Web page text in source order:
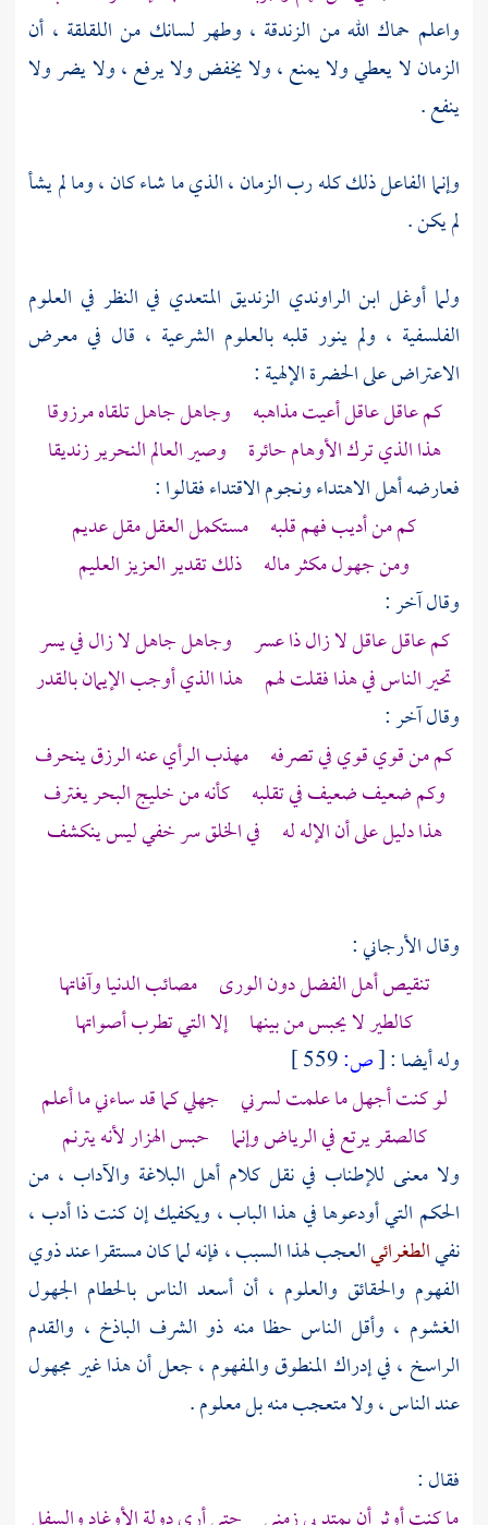
واعلم حماك الله من الزندقة ، وطهر لسانك من اللقلقة ، أن
الزمان لا يعطي ولا يمنع ، ولا يخفض ولا يرفع ، ولا يضر ولا
ينفع .
وإنما الفاعل ذلك كله رب الزمان ، الذي ما شاء كان ، وما لم يشأ
لم يكن .
ولما أوغل ابن الراوندي الزنديق المتعدي في النظر في العلوم
الفلسفية ، ولم ينور قلبه بالعلوم الشرعية ، قال في معرض
الاعتراض على الحضرة الإلهية :
كم عاقل عاقل أعيت مذاهبه وجاهل جاهل تلقاه مرزوقا
هذا الذي ترك الأوهام حائرة وصير العالم النحرير زنديقا
فعارضه أهل الاهتداء ونجوم الاقتداء فقالوا :
كم من أديب فهم قلبه مستكمل العقل مقل عديم
ومن جهول مكثر ماله ذلك تقدير العزيز العليم
وقال آخر :
كم عاقل عاقل لا زال ذا عسر وجاهل جاهل لا زال في يسر
تحير الناس في هذا فقلت لهم هذا الذي أوجب الإيمان بالقدر
وقال آخر :
كم من قوي قوي في تصرفه مهذب الرأي عنه الرزق ينحرف
وكم ضعيف ضعيف في تقلبه كأنه من خليج البحر يغترف
هذا دليل على أن الإله له في الخلق سر خفي ليس ينكشف
وقالالأرجاني:
تنقيص أهل الفضل دون الورى مصائب الدنيا وآفاتها
كالطير لا يحبس من بينها إلا التي تطرب أصواتها
وله أيضا :[ص:
لو كنت أجهل ما علمت لسرني جهلي كما قد ساءني ما أعلم
كالصقر يرتع في الرياض وإنما حبس الهزار لأنه يترنم
ولا معنى للإطناب في نقل كلام أهل البلاغة والآداب ، من
الحكم التي أودعوها في هذا الباب ، ويكفيك إن كنت ذا أدب ،
نفيالطغرائيالعجب لهذا السبب ، فإنه لما كان مستقرا عند ذوي
الفهوم والحقائق والعلوم ، أن أسعد الناس بالحطام الجهول
الغشوم ، وأقل الناس حظا منه ذو الشرف الباذخ ، والقدم
الراسخ ، في إدراك المنطوق والمفهوم ، جعل أن هذا غير مجهول
عند الناس ، ولا متعجب منه بل معلوم .
فقال :